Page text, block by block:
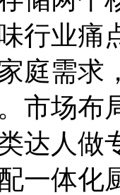
行业痛
庭需求
市场布
达人做
一体化